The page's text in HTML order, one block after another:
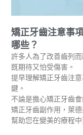
矯正牙齒注意事
哪些？
許多人為了改善齒列
既期待又怕受傷害。
提早理解矯正牙齒注
鍵。
不論是擔心矯正牙齒
矯正牙齒副作用，萊
幫助您在變美的療程中